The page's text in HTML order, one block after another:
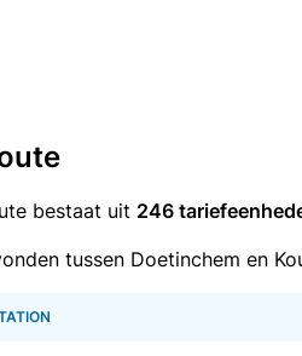
bestaat uit 246
tussen Doetinchem en